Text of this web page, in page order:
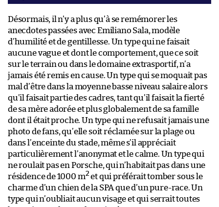
Désormais, il n’y a plus qu’à se remémorer les
anecdotes passées avec Emiliano Sala, modèle
d’humilité et de gentillesse. Un type qui ne faisait
aucune vague et dont le comportement, que ce soit
sur le terrain ou dans le domaine extrasportif, n’a
jamais été remis en cause. Un type qui se moquait pas
mal d’être dans la moyenne basse niveau salaire alors
qu’il faisait partie des cadres, tant qu’il faisait la fierté
de sa mère adorée et plus globalement de sa famille
dont il était proche. Un type qui ne refusait jamais une
photo de fans, qu’elle soit réclamée sur la plage ou
dans l’enceinte du stade, même s’il appréciait
particulièrement l’anonymat et le calme. Un type qui
ne roulait pas en Porsche, qui n’habitait pas dans une
résidence de 1000 m2et qui préférait tomber sous le
charme d’un chien de la SPA que d’un pure-race. Un
type qui n’oubliait aucun visage et qui serrait toutes